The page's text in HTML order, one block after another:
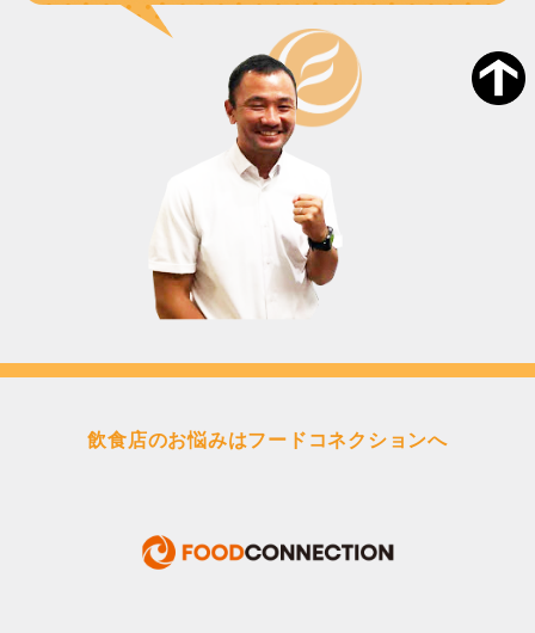
飲食店のお悩みはフードコネクションへ